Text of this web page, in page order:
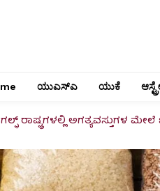
ಯುಎಸ್‌ಎ ಯುಕೆ
ರಾಷ್ಟ್ರಗಳಲ್ಲಿ ಅಗತ್ಯವಸ್ತುಗಳ ಮೇಲೆ